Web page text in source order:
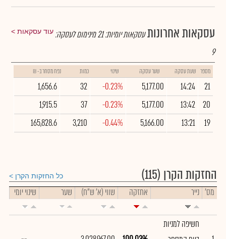
עסקאות אחרונות עוד עסקאות עסקאות יומיות:21מינימום לעסקה:
9
מספר שעת עסקה שער עסקה שינוי כמות נפח מסחר ב- ₪
21
14:24
5,177.00
-0.23%
32
1,656.6
20
13:42
5,177.00
-0.23%
37
1,915.5
19
13:21
5,166.00
-0.44%
3,210
165,828.6
החזקות הקרן (115) כל החזקות הקרן
מס' נייר אחזקה שווי (א' ש"ח) שער שינוי יומי
חשיפה למניות